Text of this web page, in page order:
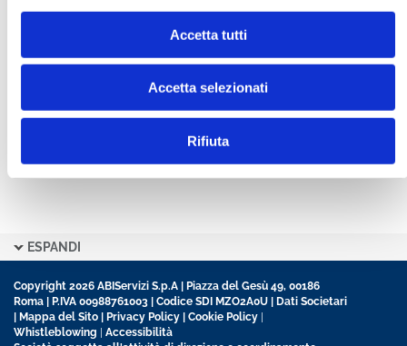
Accetta tutti
Accetta selezionati
Rifiuta
Ho letto e accetto l’informativa sulla
Ho preso visione delleCondizioni Generalidi
contratto disciplinanti il sito
ESPANDI
Copyright 2026 ABIServizi S.p.A | Piazza del Gesù 49, 00186
Roma | P.IVA 00988761003 | Codice SDI MZO2A0U | Dati Societari
| Mappa del Sito | Privacy Policy | Cookie Policy |
Whistleblowing | Accessibilità